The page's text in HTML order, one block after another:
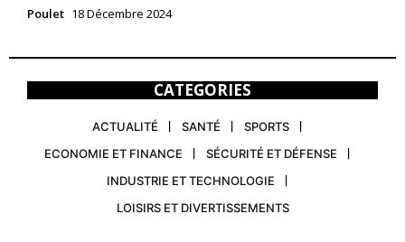
Poulet 18 Décembre 2024
CATEGORIES
ACTUALITÉ SANTÉ
SPORTS
ECONOMIE ET FINANCE
SÉCURITÉ ET DÉFENSE
INDUSTRIE ET TECHNOLOGIE
LOISIRS ET DIVERTISSEMENTS